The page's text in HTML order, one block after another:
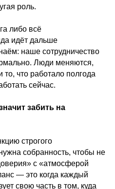
роль.
либо всё
идёт дальше
наше сотрудничество
Люди меняются,
что работало полгода
сейчас.
забить на
строгого
собранность, чтобы не
с «атмосферой
— это когда каждый
свою часть в том, куда